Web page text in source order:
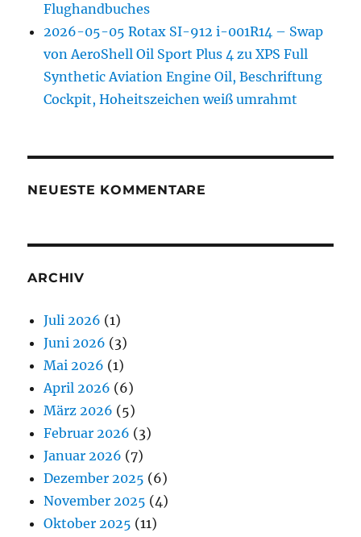
Flughandbuches
2026-05-05 Rotax SI-912 i-001R14 – Swap
von AeroShell Oil Sport Plus 4 zu XPS Full
Synthetic Aviation Engine Oil, Beschriftung
Cockpit, Hoheitszeichen weiß umrahmt
NEUESTE KOMMENTARE
ARCHIV
Juli 2026 (1)
Juni 2026 (3)
Mai 2026 (1)
April 2026 (6)
März 2026 (5)
Februar 2026 (3)
Januar 2026 (7)
Dezember 2025 (6)
November 2025 (4)
Oktober 2025 (11)